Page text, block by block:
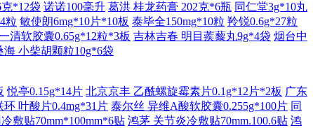
*12袋 诺诺100毫升 葛洪 桂龙药膏 202克*6瓶 同仁堂3g*10丸
粒 敏使朗6mg*10片*10板 泰毕全150mg*10粒 羚锐0.6g*27粒
清软胶囊0.65g*12粒*3板 吉林吉春 明目蒺藜丸9g*4袋 烟台中
海 小柴胡颗粒10g*6袋
悦亭0.15g*14片 北京京丰 乙酰螺旋霉素片0.1g*12片*2板 广东
环 叶酸片0.4mg*31片 泰尔丝 异维A酸软胶囊0.255g*100片 同
敷贴70mm*100mm*6贴 鸿茅 关节炎冷敷贴70mm.100.6贴 鸿